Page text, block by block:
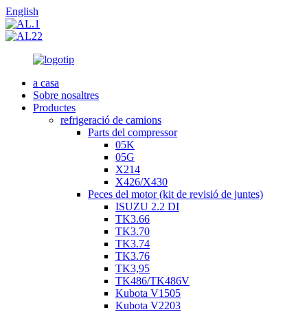
English
a casa
Sobre nosaltres
Productes
refrigeració de camions
Parts del compressor
05K
05G
X214
X426/X430
Peces del motor (kit de revisió de juntes)
ISUZU 2.2 DI
TK3.66
TK3.70
TK3.74
TK3.76
TK3,95
TK486/TK486V
Kubota V1505
Kubota V2203